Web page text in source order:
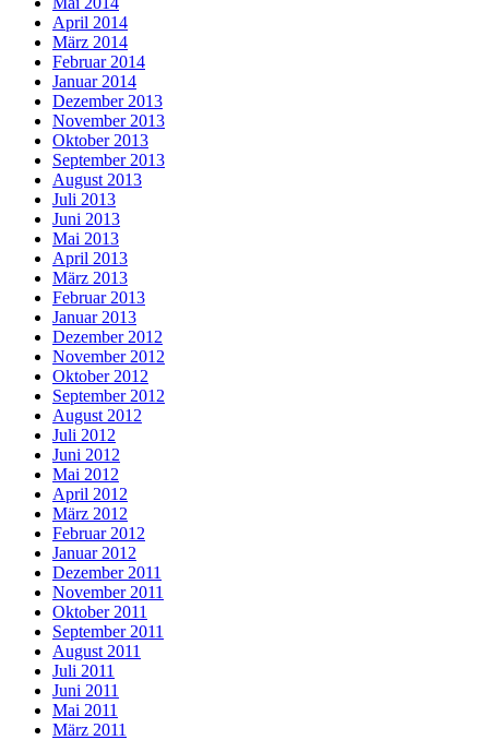
April 2014
März 2014
Februar 2014
Januar 2014
Dezember 2013
November 2013
Oktober 2013
September 2013
August 2013
Juli 2013
Juni 2013
Mai 2013
April 2013
März 2013
Februar 2013
Januar 2013
Dezember 2012
November 2012
Oktober 2012
September 2012
August 2012
Juli 2012
Juni 2012
Mai 2012
April 2012
März 2012
Februar 2012
Januar 2012
Dezember 2011
November 2011
Oktober 2011
September 2011
August 2011
Juli 2011
Juni 2011
Mai 2011
März 2011